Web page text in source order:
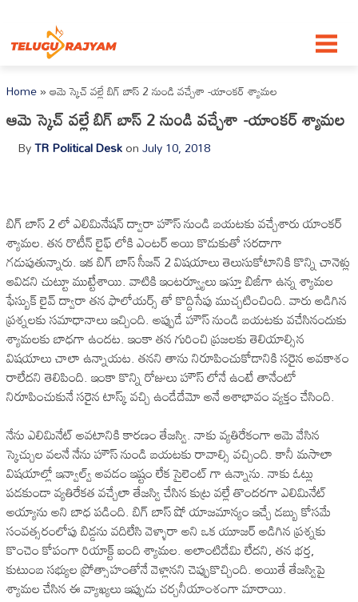
Home»ఆమె స్కెచ్ వల్లే బిగ్ బాస్ 2 నుండి వచ్చేశా -యాంకర్ శ్యామల
ఆమె స్కెచ్ వల్లే బిగ్ బాస్ 2 నుండి వచ్చేశా -యాంకర్ శ్యామల
ByTR Political DeskonJuly 10, 2018
బిగ్ బాస్ 2 లో ఎలిమినేషన్ ద్వారా హౌస్ నుండి బయటకు వచ్చేశారు యాంకర్
శ్యామల. తన రొటీన్ లైఫ్ లోకి ఎంటర్ అయి కొడుకుతో సరదాగా
గడుపుతున్నారు. ఇక బిగ్ బాస్ సీజన్ 2 విషయాలు తెలుసుకోటానికి కొన్ని చానెళ్లు
ఆవిడని చుట్టూ ముట్టేశాయి. వాటికి ఇంటర్వ్యూలు ఇస్తూ బిజీగా ఉన్న శ్యామల
ఫేస్బుక్ లైవ్ ద్వారా తన ఫాలోయర్స్ తో కొద్దిసేపు ముచ్చటించింది. వారు అడిగిన
ప్రశ్నలకు సమాధానాలు ఇచ్చింది. అప్పుడే హౌస్ నుండి బయటకు వచేసినందుకు
శ్యామలకు బాధగా ఉందట. ఇంకా తన గురించి ప్రజలకు తెలియాల్సిన
విషయాలు చాలా ఉన్నాయట. తనని తాను నిరూపించుకోడానికి సరైన అవకాశం
రాలేదని తెలిపింది. ఇంకా కొన్ని రోజులు హౌస్ లోనే ఉంటే తానేంటో
నిరూపించుకునే సరైన టాస్క్ వచ్చి ఉండేదేమో అనే ఆశాభావం వ్యక్తం చేసింది.
నేను ఎలిమినేట్ అవటానికి కారణం తేజస్వి. నాకు వ్యతిరేకంగా ఆమె వేసిన
స్కెచ్చుల వలనే నేను హౌస్ నుండి బయటకు రావాల్సి వచ్చింది. కానీ మసాలా
విషయాల్లో ఇన్వాల్వ్ అవడం ఇష్టం లేక సైలెంట్ గా ఉన్నాను. నాకు ఓట్లు
పడకుండా వ్యతిరేకత వచ్చేలా తేజస్వి చేసిన కుట్ర వల్లే తొందరగా ఎలిమినేట్
అయ్యాను అని బాధ పడింది. బిగ్ బాస్ షో యాజమాన్యం ఇచ్చే డబ్బు కోసమే
సంవత్సరంలోపు బిడ్డను వదిలేసి వెళ్ళారా అని ఒక యూజర్ అడిగిన ప్రశ్నకు
కొంచెం కోపంగా రియాక్ట్ ఐంది శ్యామల. అలాంటిదేమి లేదని, తన భర్త,
కుటుంబ సభ్యుల ప్రోత్సాహంతోనే వెళ్లానని చెప్పుకొచ్చింది. అయితే తేజస్విపై
శ్యామల చేసిన ఈ వ్యాఖ్యలు ఇప్పుడు చర్చనీయాంశంగా మారాయి.